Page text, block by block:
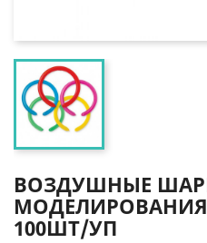
ВОЗДУШНЫЕ
МОДЕЛИРОВАНИЯ
100ШТ/УП